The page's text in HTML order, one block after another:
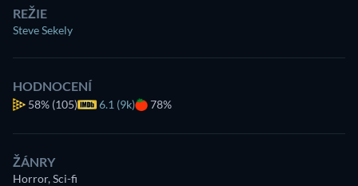
REŽIE
Steve Sekely
HODNOCENÍ
58% (105) 6.1 (9k) 78%
ŽÁNRY
Horror, Sci-fi